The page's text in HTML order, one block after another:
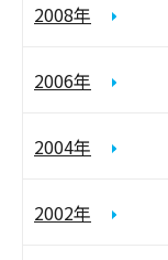
2008年
2006年
2004年
2002年